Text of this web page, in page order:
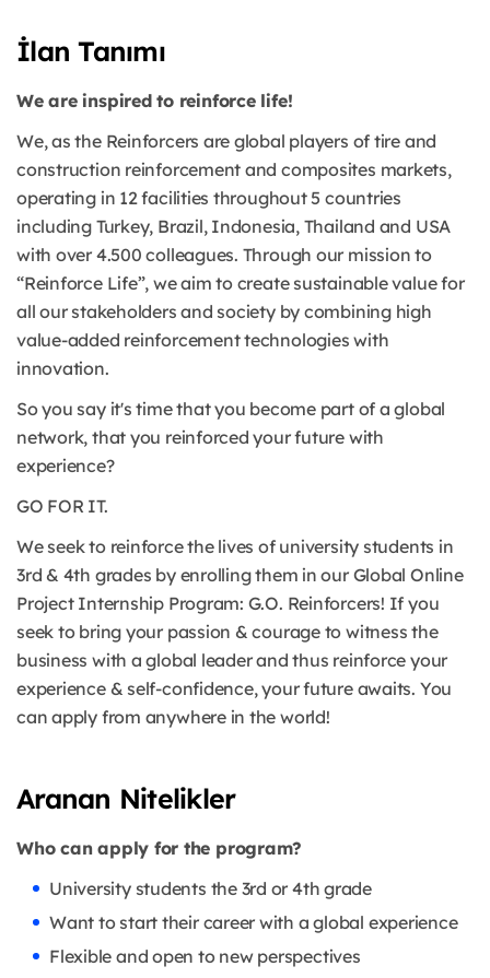
İlan Tanımı
We are inspired to reinforce life!
We, as the Reinforcers are global players of tire and
construction reinforcement and composites markets,
operating in 12 facilities throughout 5 countries
including Turkey, Brazil, Indonesia, Thailand and USA
with over 4.500 colleagues. Through our mission to
“Reinforce Life”, we aim to create sustainable value for
all our stakeholders and society by combining high
value-added reinforcement technologies with
innovation.
So you say it's time that you become part of a global
network, that you reinforced your future with
experience?
GO FOR IT.
We seek to reinforce the lives of university students in
3rd & 4th grades by enrolling them in our Global Online
Project Internship Program: G.O. Reinforcers! If you
seek to bring your passion & courage to witness the
business with a global leader and thus reinforce your
experience & self-confidence, your future awaits. You
can apply from anywhere in the world!
Aranan Nitelikler
Who can apply for the program?
University students the 3rd or 4th grade
Want to start their career with a global experience
Flexible and open to new perspectives